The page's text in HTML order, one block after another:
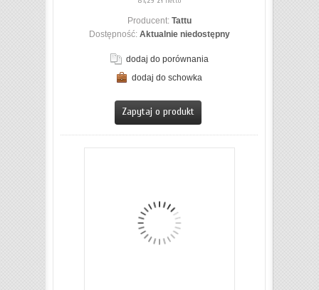
Producent: Tattu
Dostępność: Aktualnie niedostępny
dodaj do porównania
dodaj do schowka
Zapytaj o produkt